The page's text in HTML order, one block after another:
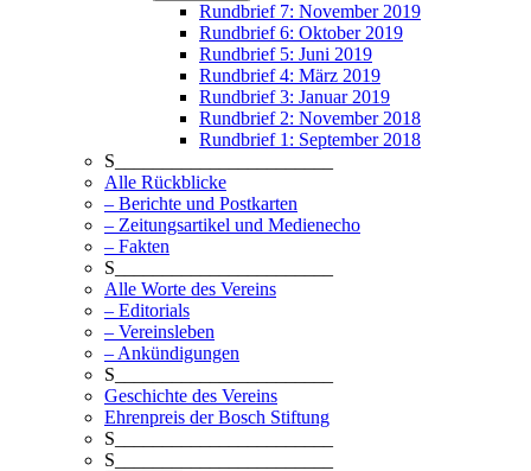
Rundbrief 7: November 2019
Rundbrief 6: Oktober 2019
Rundbrief 5: Juni 2019
Rundbrief 4: März 2019
Rundbrief 3: Januar 2019
Rundbrief 2: November 2018
Rundbrief 1: September 2018
S_______________________
Alle Rückblicke
– Berichte und Postkarten
– Zeitungsartikel und Medienecho
– Fakten
S_______________________
Alle Worte des Vereins
– Editorials
– Vereinsleben
– Ankündigungen
S_______________________
Geschichte des Vereins
Ehrenpreis der Bosch Stiftung
S_______________________
S_______________________